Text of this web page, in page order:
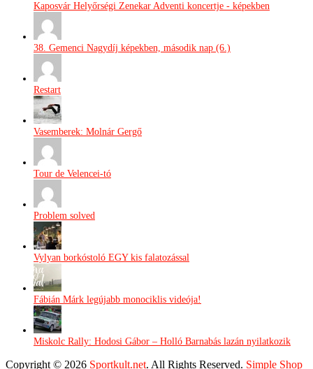
Kaposvár Helyőrségi Zenekar Adventi koncertje - képekben
38. Gemenci Nagydíj képekben, második nap (6.)
Restart
Vasemberek: Molnár Gergő
Tour de Velencei-tó
Problem solved
Vylyan borkóstoló EGY kis falatozással
Fábián Márk legújabb monociklis videója!
Miskolc Rally: Hodosi Gábor – Holló Barnabás lazán nyilatkozik
Copyright © 2026 Sportkult.net. All Rights Reserved. Simple Shop